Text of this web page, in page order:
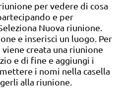
per vedere di cosa
e per
Nuova riunione.
e inserisci un luogo. Per
creata una riunione
e di fine e aggiungi i
i nomi nella casella
alla riunione.